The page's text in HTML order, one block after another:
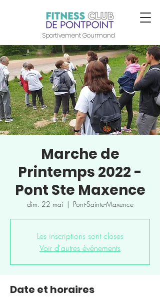
Sportivement Gourmand
Marche de
Printemps 2022 -
Pont Ste Maxence
dim. 22 mai
  |
Pont-Sainte-Maxence
Les inscriptions sont closes
Voir d'autres événements
Date et horaires